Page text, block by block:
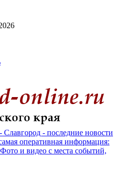
Славгород - последние новости
оперативная информация:
и видео с места событий,